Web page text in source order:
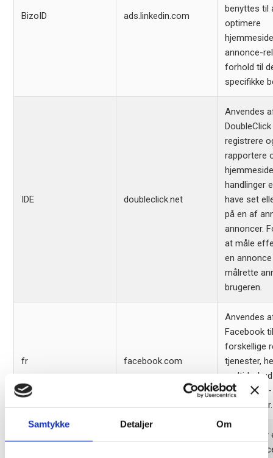
Samtykke Detaljer Om
BizoID ads.linkedin.com
benyttes til
optimere
annonce-
forhold til
specifikke
IDE doubleclick.net
Anvendes
registrere
rapportere
handlinger
have set
på en af
annoncer.
at måle
en
målrette
brugeren.
fr facebook.com
Anvendes
Facebook
forskellige
tjenester,
realtids-
tredjeparts-
annoncører.
der